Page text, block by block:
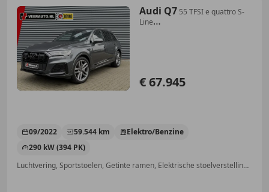
Audi Q7 55 TFSI e quattro S-
Line
€ 67.945
09/2022 59.544 km
Elektro/Benzine
290 kW (394 PK)
Luchtvering, Sportstoelen, Getinte ramen, Elektrische stoelverstelling, Head-up display, Met onderhoudshistorie, Stuurwielverwarming, Digitale radio-ontvangst